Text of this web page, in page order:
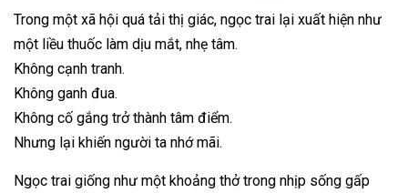
Trong một xã hội quá tải thị giác, ngọc trai lại xuất hiện như
một liều thuốc làm dịu mắt, nhẹ tâm.
Không cạnh tranh.
Không ganh đua.
Không cố gắng trở thành tâm điểm.
Nhưng lại khiến người ta nhớ mãi.
Ngọc trai giống như một khoảng thở trong nhịp sống gấp